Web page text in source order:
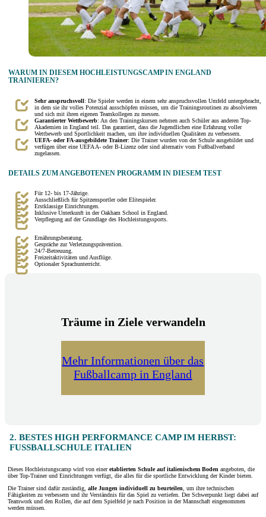
WARUM IN DIESEM HOCHLEISTUNGSCAMP IN ENGLAND
TRAINIEREN?
Sehr anspruchsvoll: Die Spieler werden in einem sehr anspruchsvollen Umfeld untergebracht,
in dem sie ihr volles Potenzial ausschöpfen müssen, um die Trainingsroutinen zu absolvieren
und sich mit ihren eigenen Teamkollegen zu messen.
Garantierter Wettbewerb: An den Trainingskursen nehmen auch Schüler aus anderen Top-
Akademien in England teil. Das garantiert, dass die Jugendlichen eine Erfahrung voller
Wettbewerb und Sportlichkeit machen, um ihre individuellen Qualitäten zu verbessern.
UEFA- oder FA-ausgebildete Trainer: Die Trainer wurden von der Schule ausgebildet und
verfügen über eine UEFA A- oder B-Lizenz oder sind alternativ vom Fußballverband
zugelassen.
DETAILS ZUM ANGEBOTENEN PROGRAMM IN DIESEM TEST
Für 12- bis 17-Jährige.
Ausschließlich für Spitzensportler oder Elitespieler.
Erstklassige Einrichtungen.
Inklusive Unterkunft in der Oakham School in England.
Verpflegung auf der Grundlage des Hochleistungssports.
Ernährungsberatung.
Gespräche zur Verletzungsprävention.
24/7-Betreuung.
Freizeitaktivitäten und Ausflüge.
Optionaler Sprachunterricht.
Träume in Ziele verwandeln
Mehr Informationen über das
Fußballcamp in England
2. BESTES HIGH PERFORMANCE CAMP IM HERBST:
FUSSBALLSCHULE ITALIEN
Dieses Hochleistungscamp wird von eineretablierten Schule auf italienischem Boden angeboten, die
über Top-Trainer und Einrichtungen verfügt, die alles für die sportliche Entwicklung der Kinder bieten.
Die Trainer sind dafür zuständig, alle Jungen individuell zu beurteilen, um ihre technischen
Fähigkeiten zu verbessern und ihr Verständnis für das Spiel zu vertiefen. Der Schwerpunkt liegt dabei auf
Teamwork und den Rollen, die auf dem Spielfeld je nach Position in der Mannschaft eingenommen
werden müssen.